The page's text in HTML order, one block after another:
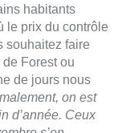
habitants
le prix du contrôle
souhaitez faire
Forest ou
de jours nous
on est
d’année. Ceux